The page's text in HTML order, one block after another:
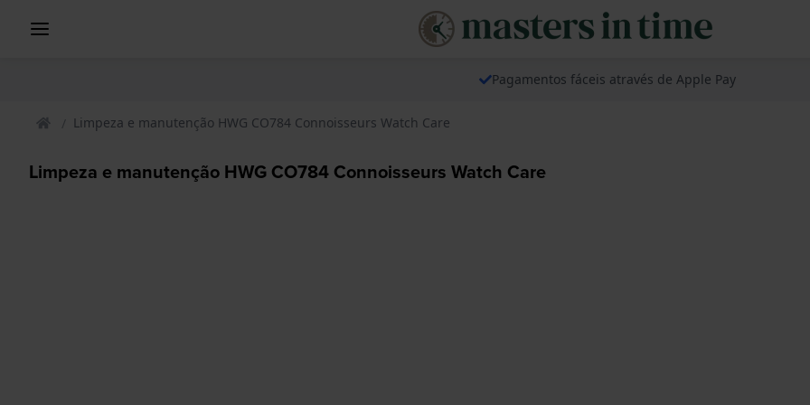
Pagamentos fáceis através de Apple Pay
Limpeza e manutenção HWG CO784 Connoisseurs Watch Care
Limpeza e manutenção HWG CO784 Connoisseurs Watch Care